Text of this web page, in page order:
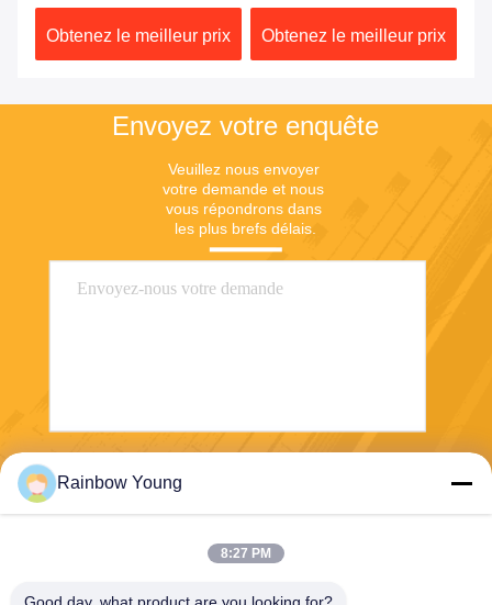
PPO anti-UV et capacité
de charge élevée
Obtenez le meilleur prix
et à faible émission de
fumée, avec câble solaire
4mm2
Obtenez le meilleur prix
Envoyez votre enquête
Veuillez nous envoyer
votre demande et nous
vous répondrons dans
les plus brefs délais.
Rainbow Young
8:27 PM